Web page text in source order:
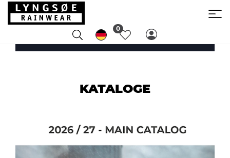
0
KATALOGE